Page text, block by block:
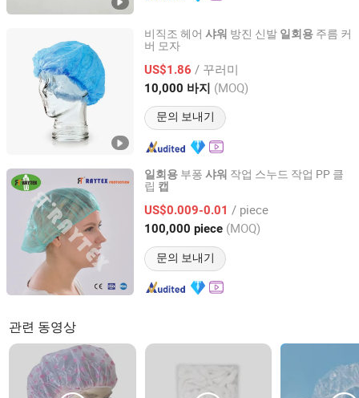
비직조 헤어 샤워 방진 신발 일회용 주름 커
버 모자
US$1.86 / 꾸러미
10,000 바지 (MOQ)
문의 보내기
Hubei Qianjiang Kingphar Medical Material Co., Ltd.
Hubei, China 이후 2020
일회용 부퐁 샤워 작업 스누드 작업 PP 클
립 캡
US$0.009-0.01 / piece
100,000 piece (MOQ)
문의 보내기
Wuhan Raytex Protection Co., Ltd.
Hubei, China 이후 2012
관련 동영상